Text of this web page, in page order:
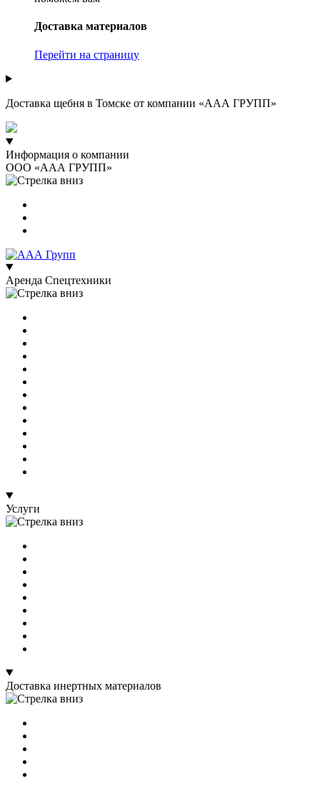
Доставка материалов
Перейти на страницу
Доставка щебня в Томске от компании «ААА ГРУПП»
Информация о компании
ООО «ААА ГРУПП»
Аренда Спецтехники
Услуги
Доставка инертных материалов